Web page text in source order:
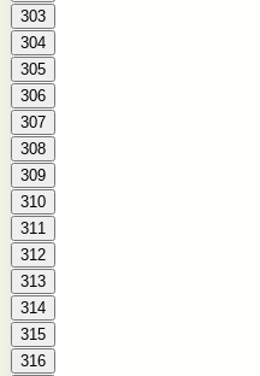
303
304
305
306
307
308
309
310
311
312
313
314
315
316